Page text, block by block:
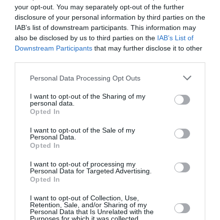
your opt-out. You may separately opt-out of the further
disclosure of your personal information by third parties on the
IAB’s list of downstream participants. This information may
also be disclosed by us to third parties on the IAB’s List of
Downstream Participants that may further disclose it to other
Personal Data Processing Opt Outs
I want to opt-out of the Sharing of my
personal data.
Opted In
I want to opt-out of the Sale of my
Personal Data.
Opted In
I want to opt-out of processing my
Personal Data for Targeted Advertising.
Opted In
I want to opt-out of Collection, Use,
Retention, Sale, and/or Sharing of my
Personal Data that Is Unrelated with the
Ακολουθήστε το Culturenow.gr στο Google News
μάθετε πρώτοι όλες τις ειδήσεις
Δείτε όλα τατελευταία νέαγια την Τέχνη και τον
Πολιτισμό στο Culturenow.gr
Νέοι Διαγωνισμοί❯
ΑΡΗΣ ΠΑΠΑΔΟΠΟΥΛΟΣ
ΣΥΓΧΡΟΝΟΣ ΧΟΡΟΣ
Newsletter